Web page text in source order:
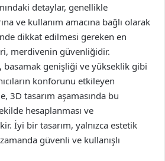
detaylar, genellikle
ve kullanım amacına bağlı olarak
dikkat edilmesi gereken en
merdivenin güvenliğidir.
basamak genişliği ve yükseklik gibi
konforunu etkileyen
3D tasarım aşamasında bu
hesaplanması ve
İyi bir tasarım, yalnızca estetik
güvenli ve kullanışlı